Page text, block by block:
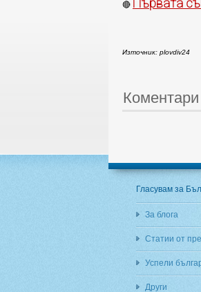
🔴 Първата
Източник: plovdiv24
Коментари
Гласувам за
За блога
Статии от
Успели
Други